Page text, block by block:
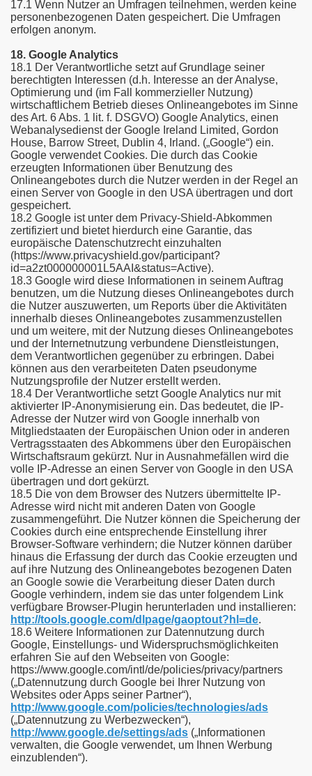
17.1 Wenn Nutzer an Umfragen teilnehmen, werden keine
personenbezogenen Daten gespeichert. Die Umfragen
erfolgen anonym.
18. Google Analytics
18.1 Der Verantwortliche setzt auf Grundlage seiner
berechtigten Interessen (d.h. Interesse an der Analyse,
Optimierung und (im Fall kommerzieller Nutzung)
wirtschaftlichem Betrieb dieses Onlineangebotes im Sinne
des Art. 6 Abs. 1 lit. f. DSGVO) Google Analytics, einen
Webanalysedienst der Google Ireland Limited, Gordon
House, Barrow Street, Dublin 4, Irland. („Google“) ein.
Google verwendet Cookies. Die durch das Cookie
erzeugten Informationen über Benutzung des
Onlineangebotes durch die Nutzer werden in der Regel an
einen Server von Google in den USA übertragen und dort
gespeichert.
18.2 Google ist unter dem Privacy-Shield-Abkommen
zertifiziert und bietet hierdurch eine Garantie, das
europäische Datenschutzrecht einzuhalten
(https://www.privacyshield.gov/participant?
id=a2zt000000001L5AAI&status=Active).
18.3 Google wird diese Informationen in seinem Auftrag
benutzen, um die Nutzung dieses Onlineangebotes durch
die Nutzer auszuwerten, um Reports über die Aktivitäten
innerhalb dieses Onlineangebotes zusammenzustellen
und um weitere, mit der Nutzung dieses Onlineangebotes
und der Internetnutzung verbundene Dienstleistungen,
dem Verantwortlichen gegenüber zu erbringen. Dabei
können aus den verarbeiteten Daten pseudonyme
Nutzungsprofile der Nutzer erstellt werden.
18.4 Der Verantwortliche setzt Google Analytics nur mit
aktivierter IP-Anonymisierung ein. Das bedeutet, die IP-
Adresse der Nutzer wird von Google innerhalb von
Mitgliedstaaten der Europäischen Union oder in anderen
Vertragsstaaten des Abkommens über den Europäischen
Wirtschaftsraum gekürzt. Nur in Ausnahmefällen wird die
volle IP-Adresse an einen Server von Google in den USA
übertragen und dort gekürzt.
18.5 Die von dem Browser des Nutzers übermittelte IP-
Adresse wird nicht mit anderen Daten von Google
zusammengeführt. Die Nutzer können die Speicherung der
Cookies durch eine entsprechende Einstellung ihrer
Browser-Software verhindern; die Nutzer können darüber
hinaus die Erfassung der durch das Cookie erzeugten und
auf ihre Nutzung des Onlineangebotes bezogenen Daten
an Google sowie die Verarbeitung dieser Daten durch
Google verhindern, indem sie das unter folgendem Link
verfügbare Browser-Plugin herunterladen und installieren:
http://tools.google.com/dlpage/gaoptout?hl=de.
18.6 Weitere Informationen zur Datennutzung durch
Google, Einstellungs- und Widerspruchsmöglichkeiten
erfahren Sie auf den Webseiten von Google:
https://www.google.com/intl/de/policies/privacy/partners
(„Datennutzung durch Google bei Ihrer Nutzung von
Websites oder Apps seiner Partner“),
http://www.google.com/policies/technologies/ads
(„Datennutzung zu Werbezwecken“),
http://www.google.de/settings/ads („Informationen
verwalten, die Google verwendet, um Ihnen Werbung
einzublenden“).